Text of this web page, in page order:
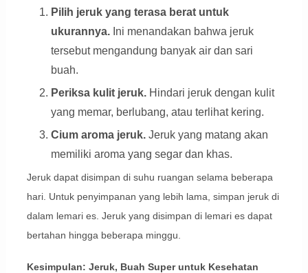
Pilih jeruk yang terasa berat untuk
ukurannya.Ini menandakan bahwa jeruk
tersebut mengandung banyak air dan sari
buah.
Periksa kulit jeruk.Hindari jeruk dengan kulit
yang memar, berlubang, atau terlihat kering.
Cium aroma jeruk.Jeruk yang matang akan
memiliki aroma yang segar dan khas.
Jeruk dapat disimpan di suhu ruangan selama beberapa
hari. Untuk penyimpanan yang lebih lama, simpan jeruk di
dalam lemari es. Jeruk yang disimpan di lemari es dapat
bertahan hingga beberapa minggu.
Kesimpulan: Jeruk, Buah Super untuk Kesehatan